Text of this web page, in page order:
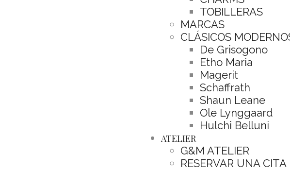
TOBILLERAS
MARCAS
CLÁSICOS
De Grisogono
Etho Maria
Magerit
Schaffrath
Shaun Leane
Ole Lynggaard
Hulchi Belluni
ATELIER
G&M ATELIER
RESERVAR UNA CITA